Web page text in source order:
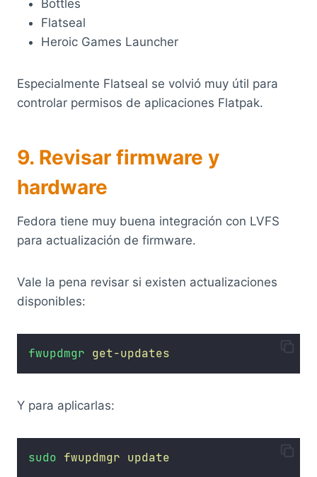
Bottles
Flatseal
Heroic Games Launcher
Especialmente Flatseal se volvió muy útil para
controlar permisos de aplicaciones Flatpak.
9. Revisar firmware y
hardware
Fedora tiene muy buena integración con LVFS
para actualización de firmware.
Vale la pena revisar si existen actualizaciones
disponibles:
fwupdmgr get-updates
Y para aplicarlas:
sudo fwupdmgr update